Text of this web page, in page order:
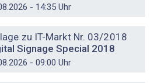
- 14:35 Uhr
zu IT-Markt Nr. 03/2018
Signage Special 2018
- 09:00 Uhr